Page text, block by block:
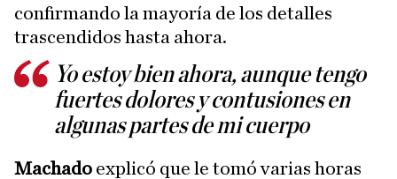
confirmando la mayoría de los detalles
trascendidos hasta ahora.
Yo estoy bien ahora, aunque tengo
fuertes dolores y contusiones en
algunas partes de mi cuerpo
Machado explicó que le tomó varias horas